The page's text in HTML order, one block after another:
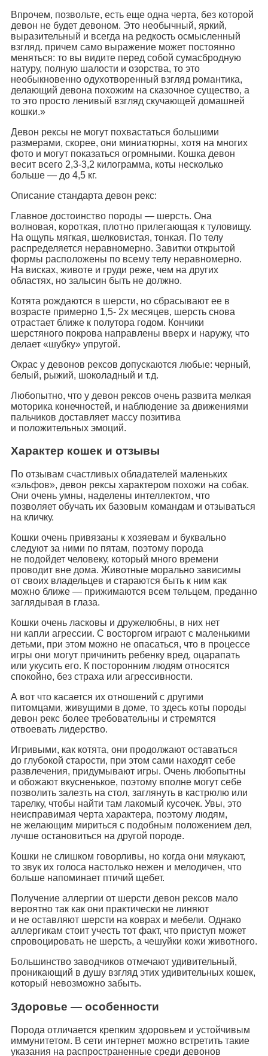
Впрочем, позвольте, есть еще одна черта, без которой
девон не будет девоном. Это необычный, яркий,
выразительный и всегда на редкость осмысленный
взгляд. причем само выражение может постоянно
меняться: то вы видите перед собой сумасбродную
натуру, полную шалости и озорства, то это
необыкновенно одухотворенный взгляд романтика,
делающий девона похожим на сказочное существо, а
то это просто ленивый взгляд скучающей домашней
кошки.»
Девон рексы не могут похвастаться большими
размерами, скорее, они миниатюрны, хотя на многих
фото и могут показаться огромными. Кошка девон
весит всего 2,3-3,2 килограмма, коты несколько
больше — до 4,5 кг.
Описание стандарта девон рекс:
Главное достоинство породы — шерсть. Она
волновая, короткая, плотно прилегающая к туловищу.
На ощупь мягкая, шелковистая, тонкая. По телу
распределяется неравномерно. Завитки открытой
формы расположены по всему телу неравномерно.
На висках, животе и груди реже, чем на других
областях, но залысин быть не должно.
Котята рождаются в шерсти, но сбрасывают ее в
возрасте примерно 1,5- 2х месяцев, шерсть снова
отрастает ближе к полутора годом. Кончики
шерстяного покрова направлены вверх и наружу, что
делает «шубку» упругой.
Окрас у девонов рексов допускаются любые: черный,
белый, рыжий, шоколадный и т.д.
Любопытно, что у девон рексов очень развита мелкая
моторика конечностей, и наблюдение за движениями
пальчиков доставляет массу позитива
и положительных эмоций.
Характер кошек и отзывы
По отзывам счастливых обладателей маленьких
«эльфов», девон рексы характером похожи на собак.
Они очень умны, наделены интеллектом, что
позволяет обучать их базовым командам и отзываться
на кличку.
Кошки очень привязаны к хозяевам и буквально
следуют за ними по пятам, поэтому порода
не подойдет человеку, который много времени
проводит вне дома. Животные морально зависимы
от своих владельцев и стараются быть к ним как
можно ближе — прижимаются всем тельцем, преданно
заглядывая в глаза.
Кошки очень ласковы и дружелюбны, в них нет
ни капли агрессии. С восторгом играют с маленькими
детьми, при этом можно не опасаться, что в процессе
игры они могут причинить ребенку вред, оцарапать
или укусить его. К посторонним людям относятся
спокойно, без страха или агрессивности.
А вот что касается их отношений с другими
питомцами, живущими в доме, то здесь коты породы
девон рекс более требовательны и стремятся
отвоевать лидерство.
Игривыми, как котята, они продолжают оставаться
до глубокой старости, при этом сами находят себе
развлечения, придумывают игры. Очень любопытны
и обожают вкусненькое, поэтому вполне могут себе
позволить залезть на стол, заглянуть в кастрюлю или
тарелку, чтобы найти там лакомый кусочек. Увы, это
неисправимая черта характера, поэтому людям,
не желающим мириться с подобным положением дел,
лучше остановиться на другой породе.
Кошки не слишком говорливы, но когда они мяукают,
то звук их голоса настолько нежен и мелодичен, что
больше напоминает птичий щебет.
Получение аллергии от шерсти девон рексов мало
вероятно так как они практически не линяют
и не оставляют шерсти на коврах и мебели. Однако
аллергикам стоит учесть тот факт, что приступ может
спровоцировать не шерсть, а чешуйки кожи животного.
Большинство заводчиков отмечают удивительный,
проникающий в душу взгляд этих удивительных кошек,
который невозможно забыть.
Здоровье — особенности
Порода отличается крепким здоровьем и устойчивым
иммунитетом. В сети интернет можно встретить такие
указания на распространенные среди девонов